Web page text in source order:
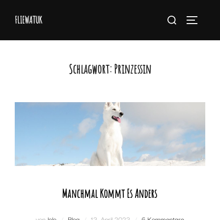
FLIEWATUK
Suchen
Schlagwort:Prinzessin
Manchmal Kommt Es Anders